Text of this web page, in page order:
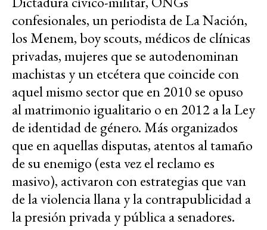
confesionales, un periodista de La Nación,
los Menem, boy scouts, médicos de clínicas
privadas, mujeres que se autodenominan
machistas y un etcétera que coincide con
aquel mismo sector que en 2010 se opuso
al matrimonio igualitario o en 2012 a la Ley
de identidad de género. Más organizados
que en aquellas disputas, atentos al tamaño
de su enemigo (esta vez el reclamo es
masivo), activaron con estrategias que van
de la violencia llana y la contrapublicidad a
la presión privada y pública a senadores.